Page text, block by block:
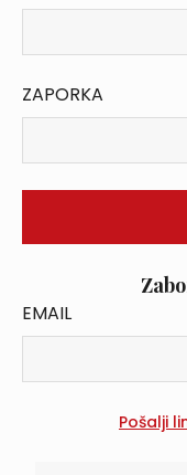
ZAPORKA
EMAIL